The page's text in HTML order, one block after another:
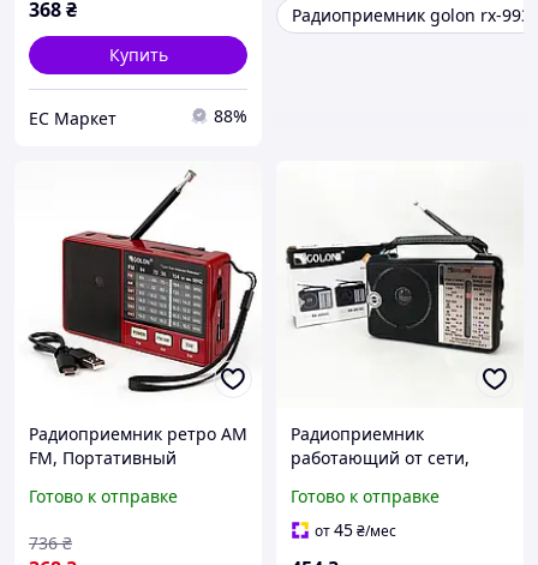
368₴
Купить
EC Маркет 88%
Радиоприемник golon rx-
Радиоприемник ретро AM
FM, Портативный
радиоприемник Фм от
Готово к отправке
736 ₴
Радиоприемник
работающий от сети,
радио, Фм
радиоприемник с
Готово к отправке
от45₴/мес